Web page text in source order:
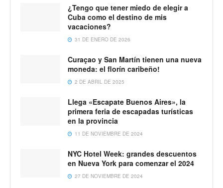
¿Tengo que tener miedo de elegir a
Cuba como el destino de mis
vacaciones?
31 DE ENERO DE 2026
Curaçao y San Martín tienen una nueva
moneda: el florín caribeño!
2 DE ABRIL DE 2025
Llega «Escapate Buenos Aires», la
primera feria de escapadas turísticas
en la provincia
11 DE NOVIEMBRE DE 2024
NYC Hotel Week: grandes descuentos
en Nueva York para comenzar el 2024
27 DE NOVIEMBRE DE 2024